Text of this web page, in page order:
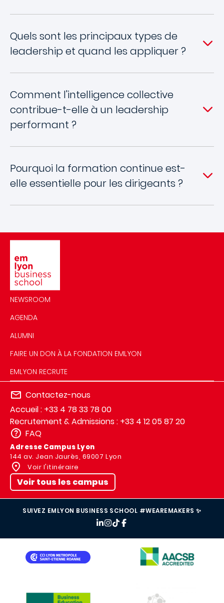
Quels sont les principaux types de
leadership et quand les appliquer ?
Comment l'intelligence collective
contribue-t-elle à un leadership
performant ?
Pourquoi la formation continue est-
elle essentielle pour les dirigeants ?
NEWSROOM
AGENDA
ALUMNI
FAIRE UN DON À LA FONDATION EMLYON
EMLYON RECRUTE
Contactez-nous
Accueil : +33 4 78 33 78 00
Recrutement & Admissions : +33 4 12 05 87 20
FAQ
Adresse Campus Lyon
144 av. Jean Jaurès, 69007 Lyon
Voir l'itinéraire
Voir tous les campus
SUIVEZ EMLYON BUSINESS SCHOOL #WEAREMAKERS ✨
IMAGE